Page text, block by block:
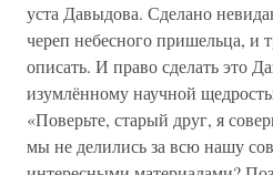
уста Давыдова. Сделано
череп небесного пришельца, и
описать. И право сделать это
изумлённому научной
«Поверьте, старый друг, я
мы не делились за всю нашу